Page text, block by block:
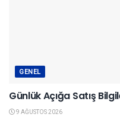
GENEL
Günlük Açığa Satış
9 AĞUSTOS 2026